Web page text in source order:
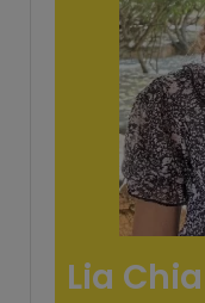
Lia Chia